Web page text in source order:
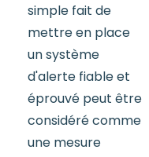
simple fait de
mettre en place
un système
d'alerte fiable et
éprouvé peut être
considéré comme
une mesure